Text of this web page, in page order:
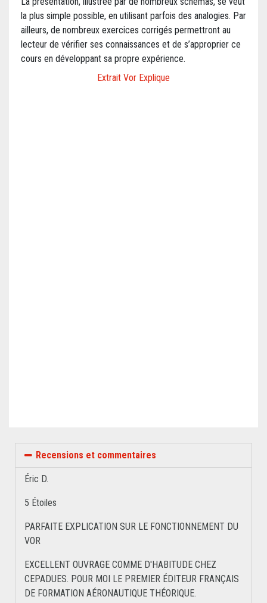
la plus simple possible, en utilisant parfois des analogies. Par
ailleurs, de nombreux exercices corrigés permettront au
lecteur de vérifier ses connaissances et de s’approprier ce
cours en développant sa propre expérience.
Extrait Vor Explique
Recensions et commentaires
Éric D.
5 Étoiles
PARFAITE EXPLICATION SUR LE FONCTIONNEMENT DU
VOR
EXCELLENT OUVRAGE COMME D'HABITUDE CHEZ
CEPADUES. POUR MOI LE PREMIER ÉDITEUR FRANÇAIS
DE FORMATION AÉRONAUTIQUE THÉORIQUE.